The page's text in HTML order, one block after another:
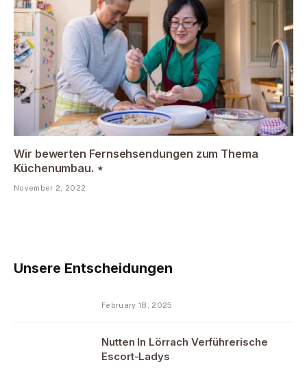
Wir bewerten Fernsehsendungen zum Thema
Küchenumbau. ⋆
November 2, 2022
Unsere Entscheidungen
February 18, 2025
Nutten In Lörrach Verführerische
Escort-Ladys